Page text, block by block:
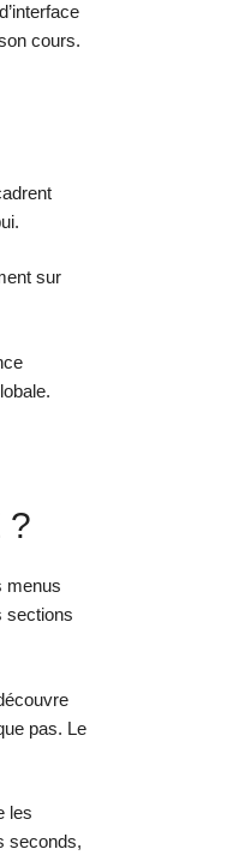
cours.
sur
?
menus
sections
pas. Le
les
seconds,